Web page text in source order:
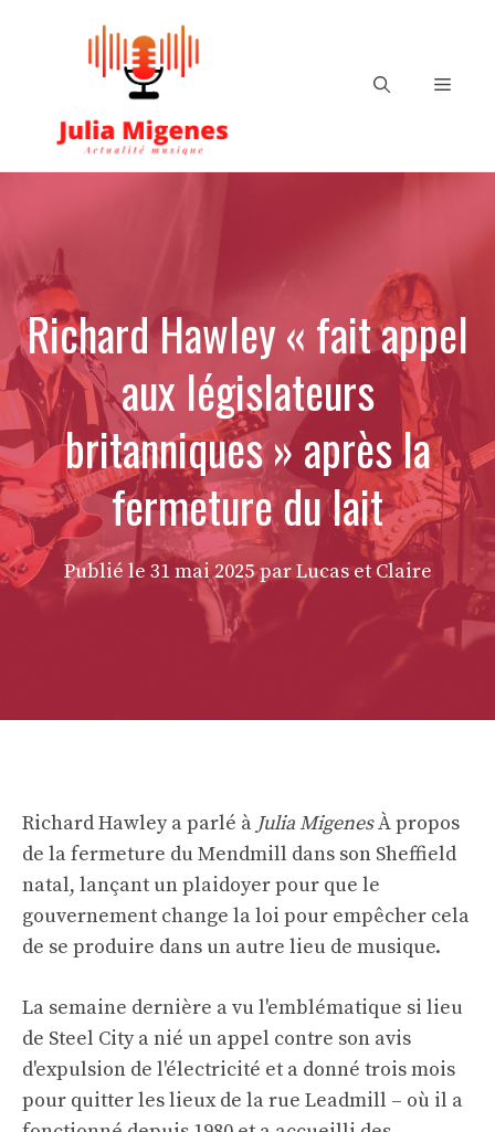
Menu
Richard Hawley « fait appel
aux législateurs
britanniques » après la
fermeture du lait
Publié le 31 mai 2025 par Lucas et Claire
Richard Hawley a parlé à Julia MigenesÀ propos
de la fermeture du Mendmill dans son Sheffield
natal, lançant un plaidoyer pour que le
gouvernement change la loi pour empêcher cela
de se produire dans un autre lieu de musique.
La semaine dernière a vu l'emblématique si lieu
de Steel City a nié un appel contre son avis
d'expulsion de l'électricité et a donné trois mois
pour quitter les lieux de la rue Leadmill – où il a